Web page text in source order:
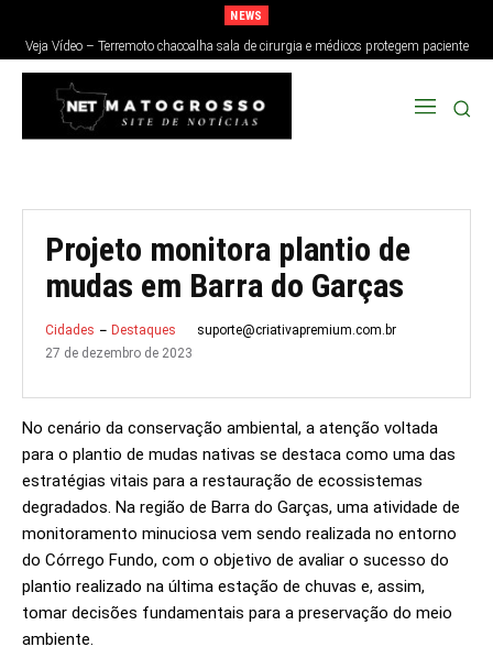
NEWS
Veja Vídeo – Terremoto chacoalha sala de cirurgia e médicos protegem paciente
no Japão; veja
Projeto monitora plantio de
mudas em Barra do Garças
Cidades Destaques
suporte@criativapremium.com.br
27 de dezembro de 2023
No cenário da conservação ambiental, a atenção voltada
para o plantio de mudas nativas se destaca como uma das
estratégias vitais para a restauração de ecossistemas
degradados. Na região de Barra do Garças, uma atividade de
monitoramento minuciosa vem sendo realizada no entorno
do Córrego Fundo, com o objetivo de avaliar o sucesso do
plantio realizado na última estação de chuvas e, assim,
tomar decisões fundamentais para a preservação do meio
ambiente.